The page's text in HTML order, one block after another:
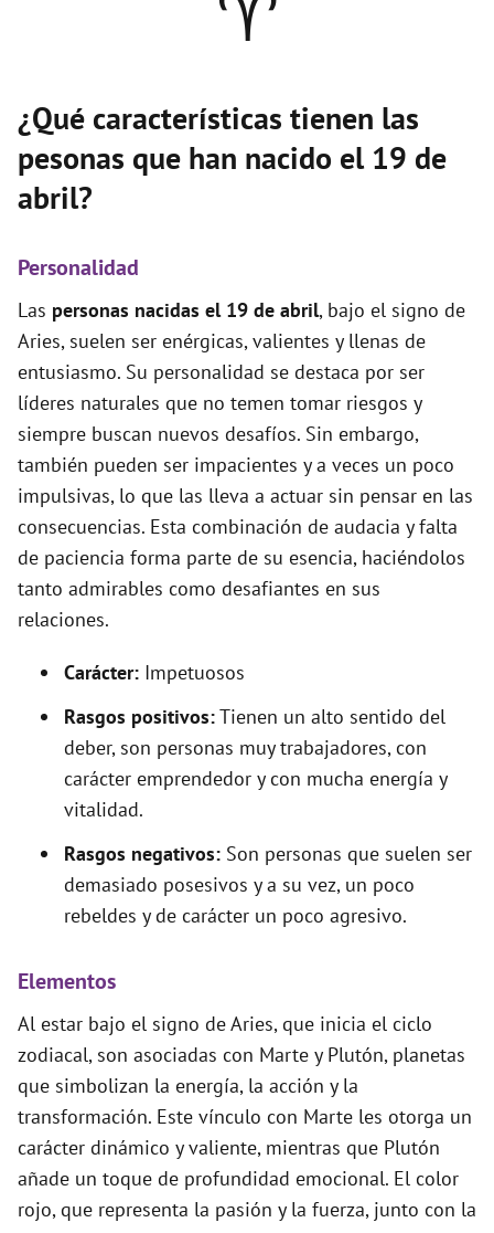
¿Qué características tienen las
pesonas que han nacido el 19 de
abril?
Personalidad
Las personas nacidas el 19 de abril, bajo el signo de
Aries, suelen ser enérgicas, valientes y llenas de
entusiasmo. Su personalidad se destaca por ser
líderes naturales que no temen tomar riesgos y
siempre buscan nuevos desafíos. Sin embargo,
también pueden ser impacientes y a veces un poco
impulsivas, lo que las lleva a actuar sin pensar en las
consecuencias. Esta combinación de audacia y falta
de paciencia forma parte de su esencia, haciéndolos
tanto admirables como desafiantes en sus
relaciones.
Carácter: Impetuosos
Rasgos positivos:Tienen un alto sentido del
deber, son personas muy trabajadores, con
carácter emprendedor y con mucha energía y
vitalidad.
Rasgos negativos: Son personas que suelen ser
demasiado posesivos y a su vez, un poco
rebeldes y de carácter un poco agresivo.
Elementos
Al estar bajo el signo de Aries, que inicia el ciclo
zodiacal, son asociadas con Marte y Plutón, planetas
que simbolizan la energía, la acción y la
transformación. Este vínculo con Marte les otorga un
carácter dinámico y valiente, mientras que Plutón
añade un toque de profundidad emocional. El color
rojo, que representa la pasión y la fuerza, junto con la